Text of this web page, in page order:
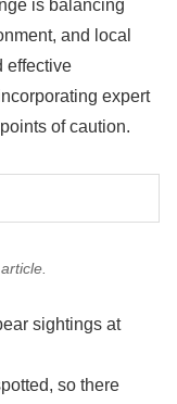
is balancing
and local
effective
expert
of caution.
sightings at
so there